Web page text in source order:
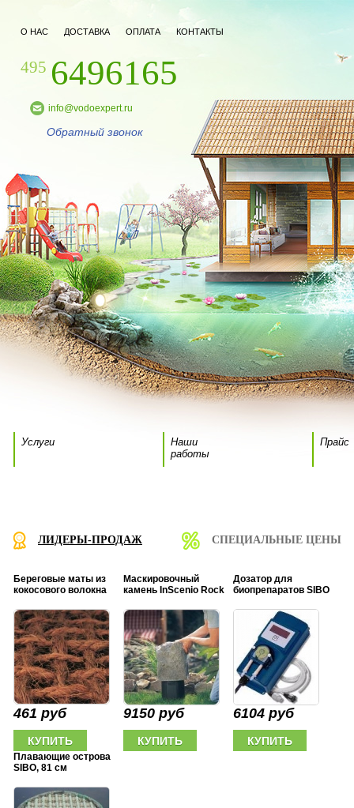
О НАС ДОСТАВКА ОПЛАТА КОНТАКТЫ
495 6496165
info@vodoexpert.ru
Обратный звонок
Услуги
Наши
работы
Прайс
ЛИДЕРЫ-ПРОДАЖ СПЕЦИАЛЬНЫЕ ЦЕНЫ
Береговые маты из
кокосового волокна
461 руб
Маскировочный
камень InScenio Rock
9150 руб
Дозатор для
биопрепаратов SIBO
6104 руб
Плавающие острова
SIBO, 81 см